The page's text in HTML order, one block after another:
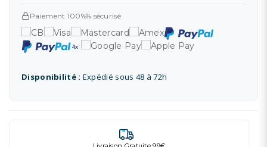
Paiement 100%% sécurisé
Disponibilité : Expédié sous 48 à 72h